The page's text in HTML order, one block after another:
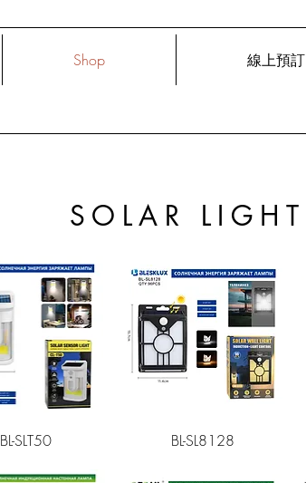
Shop 線上預訂
SOLAR LIGHT
просмотр
BL-SLT50 Быстрый просмотр
BL-SL8128